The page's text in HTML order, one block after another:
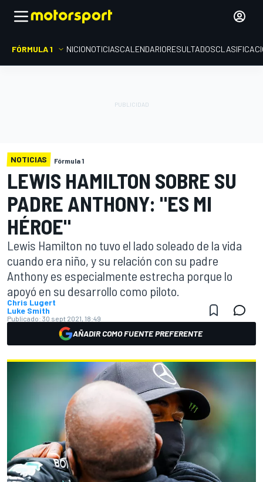
FÓRMULA 1 INICIONOTICIASCALENDARIORESULTADOS
NOTICIAS Fórmula 1
LEWIS HAMILTON SOBRE SU
PADRE ANTHONY: "ES MI
HÉROE"
Lewis Hamilton no tuvo el lado soleado de la vida
cuando era niño, y su relación con su padre
Anthony es especialmente estrecha porque lo
apoyó en su desarrollo como piloto.
Chris Lugert
Luke Smith
Publicado: 30 sept 2021, 18:49
AÑADIR COMO FUENTE PREFERENTE